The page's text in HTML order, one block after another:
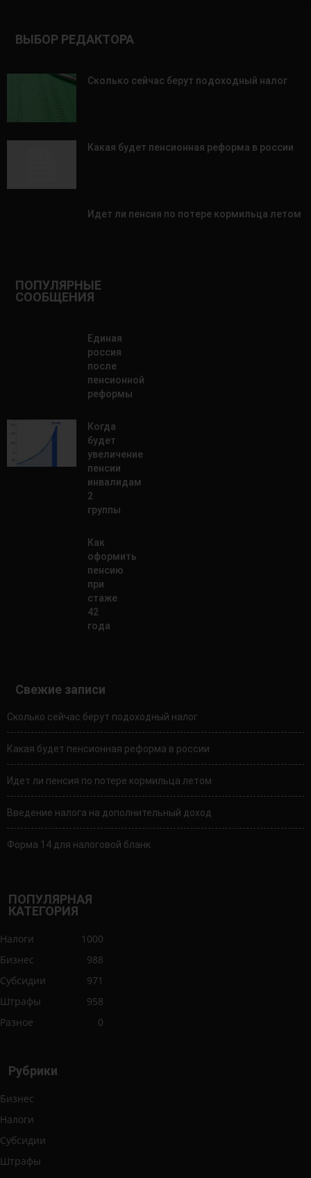
ВЫБОР РЕДАКТОРА
Сколько сейчас берут подоходный налог
Какая будет пенсионная реформа в россии
Идет ли пенсия по потере кормильца летом
ПОПУЛЯРНЫЕ
СООБЩЕНИЯ
Единая
россия
после
пенсионной
реформы
Когда
будет
увеличение
пенсии
инвалидам
2
группы
Как
оформить
пенсию
при
стаже
42
года
Свежие записи
Сколько сейчас берут подоходный налог
Какая будет пенсионная реформа в россии
Идет ли пенсия по потере кормильца летом
Введение налога на дополнительный доход
Форма 14 для налоговой бланк
ПОПУЛЯРНАЯ
КАТЕГОРИЯ
Налоги
1000
Бизнес
988
Субсидии
971
Штрафы
958
Разное
0
Рубрики
Бизнес
Налоги
Субсидии
Штрафы